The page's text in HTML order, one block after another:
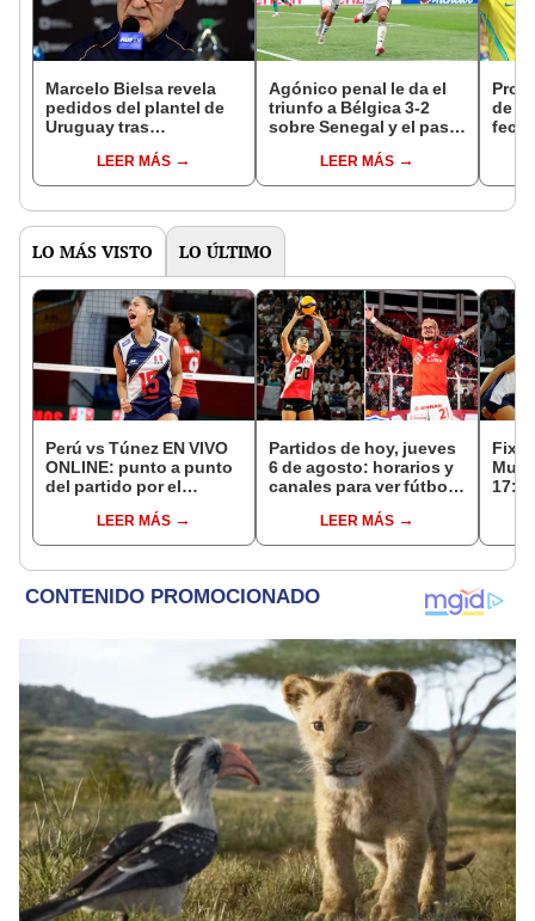
Marcelo Bielsa revela
pedidos del plantel de
Uruguay tras
Mundial 2026: menos
charlas y cambios en
LEER MÁS
Agónico penal le da el
triunfo a Bélgica 3-2
sobre Senegal y el pase
Mundial 2026
LEER MÁS
de
del
LO MÁS VISTO LO ÚLTIMO
Perú vs Túnez EN VIVO
ONLINE: punto a punto
del partido por el
Vóley 2026LEER MÁS
Partidos de hoy, jueves
6 de agosto: horarios y
canales para ver fútbol
LEER MÁS
17: